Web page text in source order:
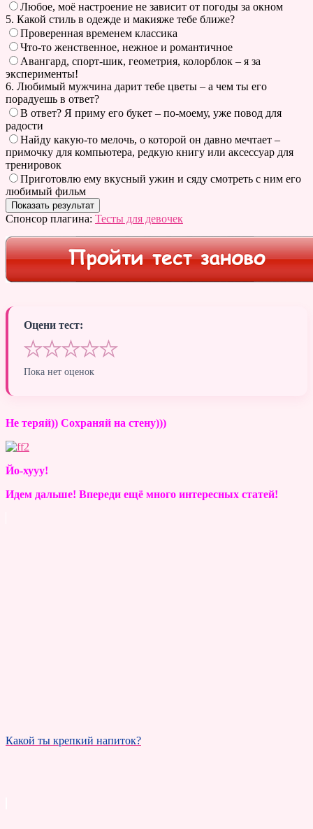
Любое, моё настроение не зависит от погоды за окном
5. Какой стиль в одежде и макияже тебе ближе?
Проверенная временем классика
Что-то женственное, нежное и романтичное
Авангард, спорт-шик, геометрия, колорблок – я за
эксперименты!
6. Любимый мужчина дарит тебе цветы – а чем ты его
порадуешь в ответ?
В ответ? Я приму его букет – по-моему, уже повод для
радости
Найду какую-то мелочь, о которой он давно мечтает –
примочку для компьютера, редкую книгу или аксессуар для
тренировок
Приготовлю ему вкусный ужин и сяду смотреть с ним его
любимый фильм
Спонсор плагина: Тесты для девочек
Оцени тест:
★★★★★
Пока нет оценок
Не теряй)) Сохраняй на стену)))
Йо-хууу!
Идем дальше! Впереди ещё много интересных статей!
Какой ты крепкий напиток?